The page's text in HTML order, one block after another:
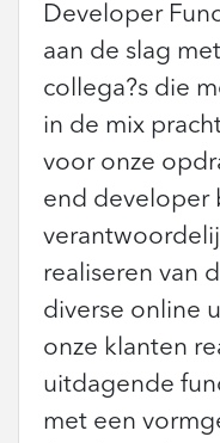
Developer
aan de slag
collega?s die
in de mix
voor onze
end developer
realiseren van
diverse online
onze klanten
uitdagende
met een